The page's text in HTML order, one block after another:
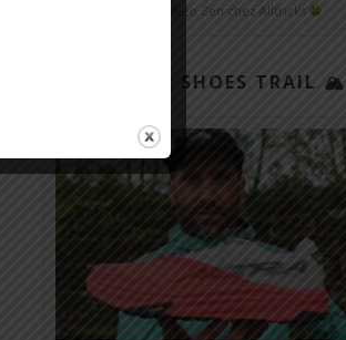
Mizuno Neo Zen chez Alltricks
TOP 3 SHOES TRAIL 🏔